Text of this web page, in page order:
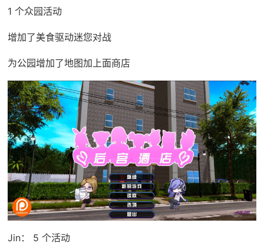
1 个众园活动
增加了美食驱动迷您对战
为公园增加了地图加上面商店
Jin： 5 个活动